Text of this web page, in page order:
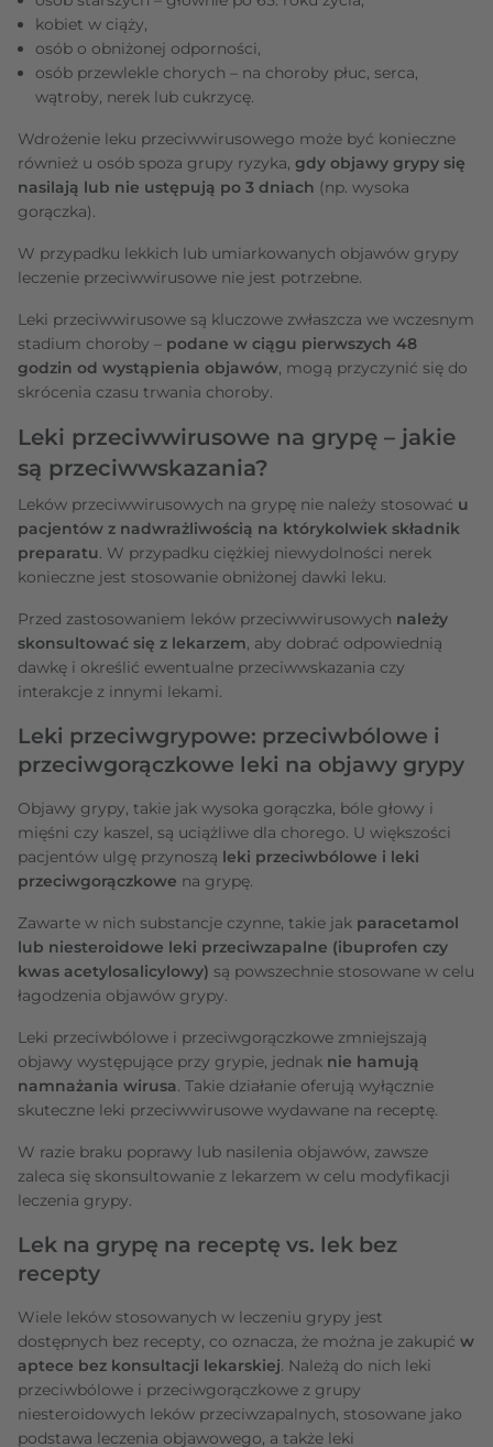
kobiet w ciąży,
osób o obniżonej odporności,
osób przewlekle chorych – na choroby płuc, serca,
wątroby, nerek lub cukrzycę.
Wdrożenie leku przeciwwirusowego może być konieczne
również u osób spoza grupy ryzyka, gdy objawy grypy się
nasilają lub nie ustępują po 3 dniach (np. wysoka
gorączka).
W przypadku lekkich lub umiarkowanych objawów grypy
leczenie przeciwwirusowe nie jest potrzebne.
Leki przeciwwirusowe są kluczowe zwłaszcza we wczesnym
stadium choroby – podane w ciągu pierwszych 48
godzin od wystąpienia objawów, mogą przyczynić się do
skrócenia czasu trwania choroby.
Leki przeciwwirusowe na grypę – jakie
są przeciwwskazania?
Leków przeciwwirusowych na grypę nie należy stosować u
pacjentów z nadwrażliwością na którykolwiek składnik
preparatu. W przypadku ciężkiej niewydolności nerek
konieczne jest stosowanie obniżonej dawki leku.
Przed zastosowaniem leków przeciwwirusowych należy
skonsultować się z lekarzem, aby dobrać odpowiednią
dawkę i określić ewentualne przeciwwskazania czy
interakcje z innymi lekami.
Leki przeciwgrypowe: przeciwbólowe i
przeciwgorączkowe leki na objawy grypy
Objawy grypy, takie jak wysoka gorączka, bóle głowy i
mięśni czy kaszel, są uciążliwe dla chorego. U większości
pacjentów ulgę przynoszą leki przeciwbólowe i leki
przeciwgorączkowe na grypę.
Zawarte w nich substancje czynne, takie jak paracetamol
lub niesteroidowe leki przeciwzapalne (ibuprofen czy
kwas acetylosalicylowy) są powszechnie stosowane w celu
łagodzenia objawów grypy.
Leki przeciwbólowe i przeciwgorączkowe zmniejszają
objawy występujące przy grypie, jednak nie hamują
namnażania wirusa. Takie działanie oferują wyłącznie
skuteczne leki przeciwwirusowe wydawane na receptę.
W razie braku poprawy lub nasilenia objawów, zawsze
zaleca się skonsultowanie z lekarzem w celu modyfikacji
leczenia grypy.
Lek na grypę na receptę vs. lek bez
recepty
Wiele leków stosowanych w leczeniu grypy jest
dostępnych bez recepty, co oznacza, że można je zakupić w
aptece bez konsultacji lekarskiej. Należą do nich leki
przeciwbólowe i przeciwgorączkowe z grupy
niesteroidowych leków przeciwzapalnych, stosowane jako
podstawa leczenia objawowego, a także leki